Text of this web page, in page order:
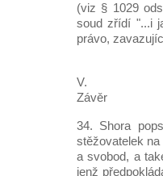
(viz § 1029
soud zřídí "...i
právo,
V.
Závěr
34. Shora
stěžovatelek
a svobod, a
jenž